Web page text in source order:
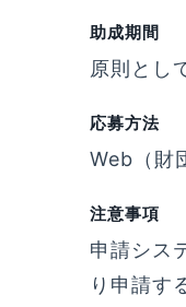
助成期間
原則とし
応募方法
Web（財
注意事項
申請シス
り申請す